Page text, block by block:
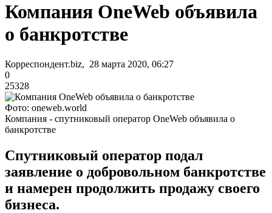
Компания OneWeb объявила
о банкротстве
Корреспондент.biz, 28 марта 2020, 06:27
0
25328
Фото: oneweb.world
Компания - спутниковый оператор OneWeb объявила о
банкротстве
Спутниковый оператор подал
заявление о добровольном банкротстве
и намерен продолжить продажу своего
бизнеса.